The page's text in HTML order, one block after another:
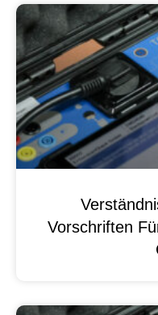
Vorschriften